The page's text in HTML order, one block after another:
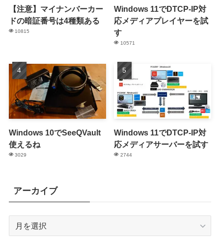
【注意】マイナンバーカー
ドの暗証番号は4種類ある
10815
Windows 11でDTCP-IP対
応メディアプレイヤーを試
す
10571
Windows 10でSeeQVault
使えるね
3029
Windows 11でDTCP-IP対
応メディアサーバーを試す
2744
アーカイブ